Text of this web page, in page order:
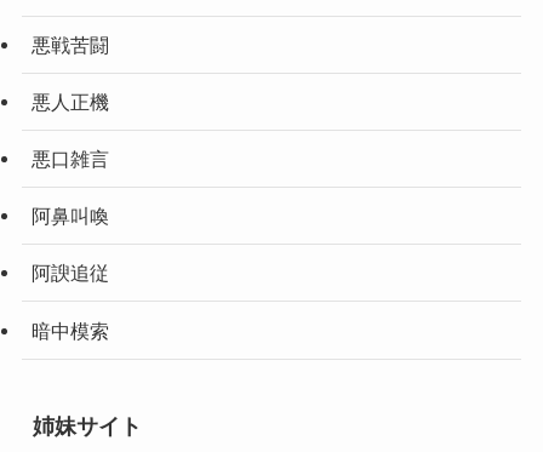
悪戦苦闘
悪人正機
悪口雑言
阿鼻叫喚
阿諛追従
暗中模索
姉妹サイト